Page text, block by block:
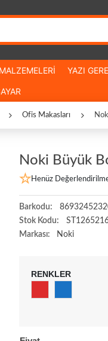
YAZI
Ofis Makasları
Noki Büyük
Henüz
Barkodu:
Stok Kodu:
Markası:
Noki
RENKLER